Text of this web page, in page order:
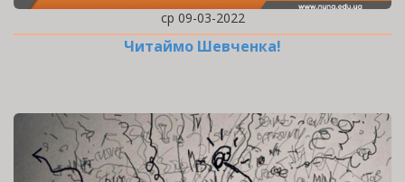
ср 09-03-2022
Читаймо Шевченка!